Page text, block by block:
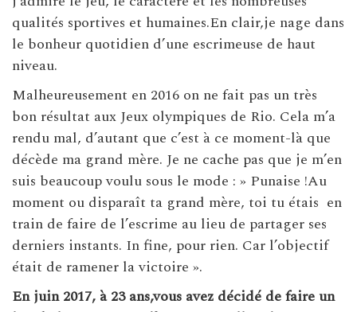
qualités sportives et humaines.En clair,je nage dans
le bonheur quotidien d’une escrimeuse de haut
niveau.
Malheureusement en 2016 on ne fait pas un très
bon résultat aux Jeux olympiques de Rio. Cela m’a
rendu mal, d’autant que c’est à ce moment-là que
décède ma grand mère. Je ne cache pas que je m’en
suis beaucoup voulu sous le mode : » Punaise !Au
moment ou disparaît ta grand mère, toi tu étais en
train de faire de l’escrime au lieu de partager ses
derniers instants. In fine, pour rien. Car l’objectif
était de ramener la victoire ».
En juin 2017, à 23 ans,vous avez décidé de faire un